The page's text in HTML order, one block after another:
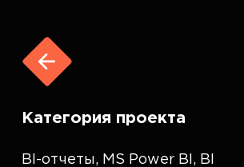
Категория проекта
BI-отчеты, MS Power BI , BI